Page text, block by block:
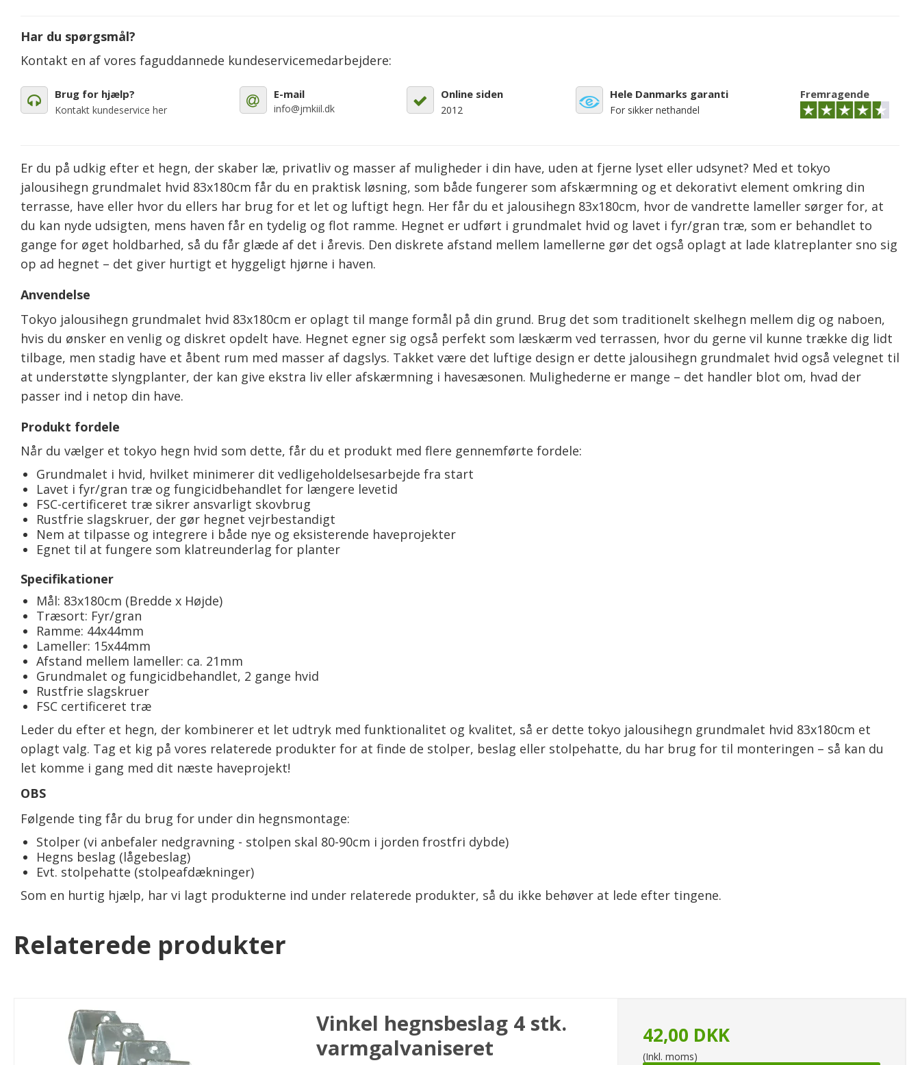
Har du spørgsmål?
Kontakt en af vores faguddannede kundeservicemedarbejdere:
Brug for hjælp?
Kontakt kundeservice her
E-mail
info@jmkiil.dk
Online siden
2012
Hele Danmarks garanti
For sikker nethandel
Fremragende
Er du på udkig efter et hegn, der skaber læ, privatliv og masser af muligheder i din have, uden at fjerne lyset eller udsynet? Med et tokyo
jalousihegn grundmalet hvid 83x180cm får du en praktisk løsning, som både fungerer som afskærmning og et dekorativt element omkring din
terrasse, have eller hvor du ellers har brug for et let og luftigt hegn. Her får du et jalousihegn 83x180cm, hvor de vandrette lameller sørger for, at
du kan nyde udsigten, mens haven får en tydelig og flot ramme. Hegnet er udført i grundmalet hvid og lavet i fyr/gran træ, som er behandlet to
gange for øget holdbarhed, så du får glæde af det i årevis. Den diskrete afstand mellem lamellerne gør det også oplagt at lade klatreplanter sno sig
op ad hegnet – det giver hurtigt et hyggeligt hjørne i haven.
Anvendelse
Tokyo jalousihegn grundmalet hvid 83x180cm er oplagt til mange formål på din grund. Brug det som traditionelt skelhegn mellem dig og naboen,
hvis du ønsker en venlig og diskret opdelt have. Hegnet egner sig også perfekt som læskærm ved terrassen, hvor du gerne vil kunne trække dig lidt
tilbage, men stadig have et åbent rum med masser af dagslys. Takket være det luftige design er dette jalousihegn grundmalet hvid også velegnet til
at understøtte slyngplanter, der kan give ekstra liv eller afskærmning i havesæsonen. Mulighederne er mange – det handler blot om, hvad der
passer ind i netop din have.
Produkt fordele
Når du vælger et tokyo hegn hvid som dette, får du et produkt med flere gennemførte fordele:
Grundmalet i hvid, hvilket minimerer dit vedligeholdelsesarbejde fra start
Lavet i fyr/gran træ og fungicidbehandlet for længere levetid
FSC-certificeret træ sikrer ansvarligt skovbrug
Rustfrie slagskruer, der gør hegnet vejrbestandigt
Nem at tilpasse og integrere i både nye og eksisterende haveprojekter
Egnet til at fungere som klatreunderlag for planter
Specifikationer
Mål: 83x180cm (Bredde x Højde)
Træsort: Fyr/gran
Ramme: 44x44mm
Lameller: 15x44mm
Afstand mellem lameller: ca. 21mm
Grundmalet og fungicidbehandlet, 2 gange hvid
Rustfrie slagskruer
FSC certificeret træ
Leder du efter et hegn, der kombinerer et let udtryk med funktionalitet og kvalitet, så er dette tokyo jalousihegn grundmalet hvid 83x180cm et
oplagt valg. Tag et kig på vores relaterede produkter for at finde de stolper, beslag eller stolpehatte, du har brug for til monteringen – så kan du
let komme i gang med dit næste haveprojekt!
OBS
Følgende ting får du brug for under din hegnsmontage:
Stolper (vi anbefaler nedgravning - stolpen skal 80-90cm i jorden frostfri dybde)
Hegns beslag (lågebeslag)
Evt. stolpehatte (stolpeafdækninger)
Som en hurtig hjælp, har vi lagt produkterne ind under relaterede produkter, så du ikke behøver at lede efter tingene.
Relaterede produkter
Vinkel hegnsbeslag 4 stk.
varmgalvaniseret
42,00 DKK
(Inkl. moms)